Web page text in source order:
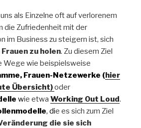
als Einzelne oft auf verlorenem
die Zufriedenheit mit der
im Business zu steigern ist, sich
zu holen. Zu diesem Ziel
Wege wie beispielsweise
Frauen-Netzewerke (hier
Übersicht)oder
wie etwa Working Out Loud.
, die es sich zum Ziel
die sie sich